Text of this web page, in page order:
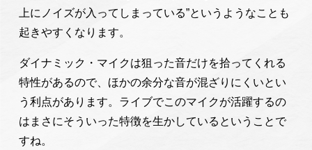
上にノイズが入ってしまっている”というようなことも
起きやすくなります。
ダイナミック・マイクは狙った音だけを拾ってくれる
特性があるので、ほかの余分な音が混ざりにくいとい
う利点があります。ライブでこのマイクが活躍するの
はまさにそういった特徴を生かしているということで
すね。